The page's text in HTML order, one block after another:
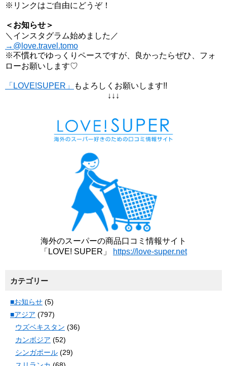
※リンクはご自由にどうぞ！
＜お知らせ＞
＼インスタグラム始めました／
→@love.travel.tomo
※不慣れでゆっくりペースですが、良かったらぜひ、フォ
ローお願いします♡
「LOVE!SUPER」
もよろしくお願いします!!
↓↓↓
海外のスーパーの商品口コミ情報サイト
「LOVE! SUPER」
https://love-super.net
カテゴリー
■お知らせ (5)
■アジア (797)
ウズベキスタン (36)
カンボジア (52)
シンガポール (29)